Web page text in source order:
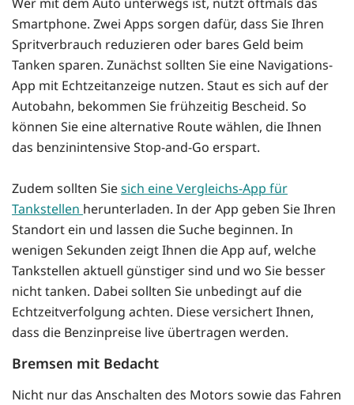
Smartphone. Zwei Apps sorgen dafür, dass Sie Ihren
Spritverbrauch reduzieren oder bares Geld beim
Tanken sparen. Zunächst sollten Sie eine Navigations-
App mit Echtzeitanzeige nutzen. Staut es sich auf der
Autobahn, bekommen Sie frühzeitig Bescheid. So
können Sie eine alternative Route wählen, die Ihnen
das benzinintensive Stop-and-Go erspart.
Zudem sollten Siesich eine Vergleichs-App für
Tankstellen herunterladen. In der App geben Sie Ihren
Standort ein und lassen die Suche beginnen. In
wenigen Sekunden zeigt Ihnen die App auf, welche
Tankstellen aktuell günstiger sind und wo Sie besser
nicht tanken. Dabei sollten Sie unbedingt auf die
Echtzeitverfolgung achten. Diese versichert Ihnen,
dass die Benzinpreise live übertragen werden.
Bremsen mit Bedacht
Nicht nur das Anschalten des Motors sowie das Fahren